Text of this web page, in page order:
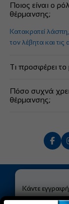
Ποιος είναι ο
θέρμανσης;
Κατακρατεί
τον λέβητα και τις
Τι προσφέρει
τη διάβρωση και
Πόσο συχνά
θέρμανσης;
Κάντε